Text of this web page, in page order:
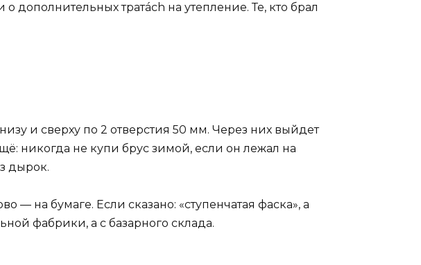
тратách на утепление. Те, кто брал
и сверху по 2 отверстия 50 мм. Через них выйдет
никогда не купи брус зимой, если он лежал на
дырок.
— на бумаге. Если сказано: «ступенчатая фаска», а
фабрики, а с базарного склада.